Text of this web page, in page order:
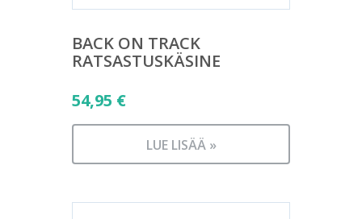
BACK ON TRACK
RATSASTUSKÄSINE
54,95 €
LUE LISÄÄ »